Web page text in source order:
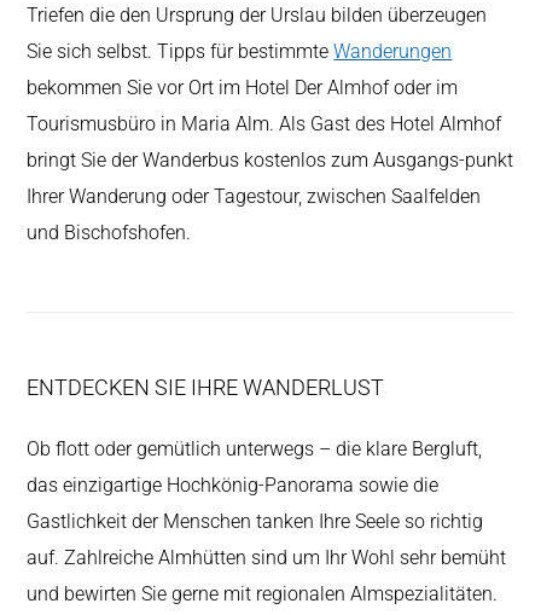
Triefen die den Ursprung der Urslau bilden überzeugen
Sie sich selbst. Tipps für bestimmteWanderungen
bekommen Sie vor Ort im Hotel Der Almhof oder im
Tourismusbüro in Maria Alm. Als Gast des Hotel Almhof
bringt Sie der Wanderbus kostenlos zum Ausgangs-punkt
Ihrer Wanderung oder Tagestour, zwischen Saalfelden
und Bischofshofen.
ENTDECKEN SIE IHRE WANDERLUST
Ob flott oder gemütlich unterwegs – die klare Bergluft,
das einzigartige Hochkönig-Panorama sowie die
Gastlichkeit der Menschen tanken Ihre Seele so richtig
auf. Zahlreiche Almhütten sind um Ihr Wohl sehr bemüht
und bewirten Sie gerne mit regionalen Almspezialitäten.